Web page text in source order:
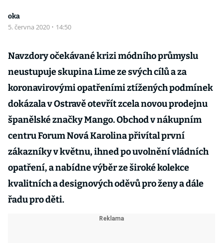
oka
5. června 2020 · 14:50
Navzdory očekávané krizi módního průmyslu
neustupuje skupina Lime ze svých cílů a za
koronavirovými opatřeními ztížených podmínek
dokázala v Ostravě otevřít zcela novou prodejnu
španělské značky Mango. Obchod v nákupním
centru Forum Nová Karolina přivítal první
zákazníky v květnu, ihned po uvolnění vládních
opatření, a nabídne výběr ze široké kolekce
kvalitních a designových oděvů pro ženy a dále
řadu pro děti.